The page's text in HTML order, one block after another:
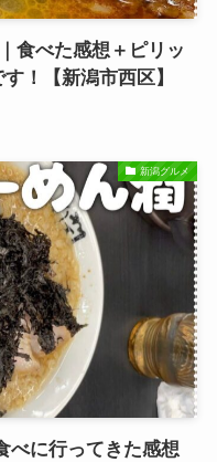
食べた感想＋ピリッ
！【新潟市西区】
新潟グルメ
べに行ってきた感想